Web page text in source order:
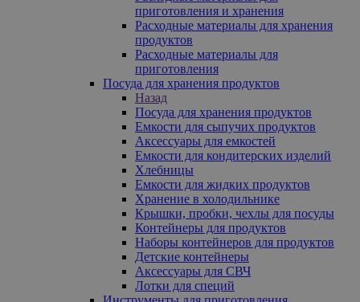
приготовления и хранения
Расходные материалы для хранения
продуктов
Расходные материалы для
приготовления
Посуда для хранения продуктов
Назад
Посуда для хранения продуктов
Емкости для сыпучих продуктов
Аксессуары для емкостей
Емкости для кондитерских изделий
Хлебницы
Емкости для жидких продуктов
Хранение в холодильнике
Крышки, пробки, чехлы для посуды
Контейнеры для продуктов
Наборы контейнеров для продуктов
Детские контейнеры
Аксессуары для СВЧ
Лотки для специй